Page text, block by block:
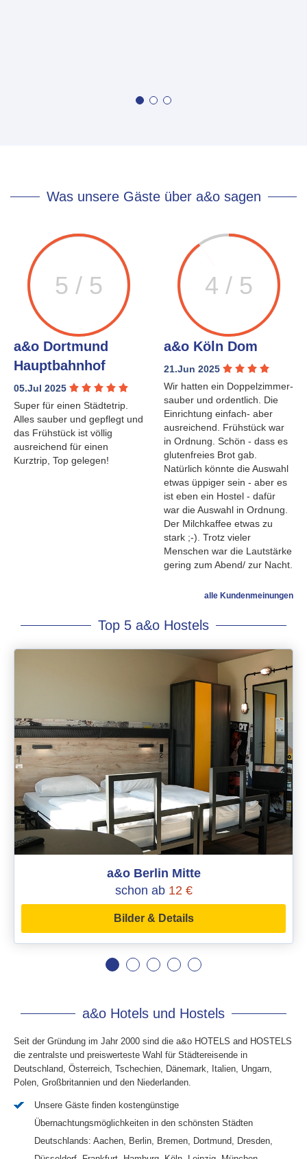
Was unsere Gäste über a&o sagen
5 / 5
a&o Dortmund
Hauptbahnhof
05.Jul 2025
Super für einen Städtetrip.
Alles sauber und gepflegt und
das Frühstück ist völlig
ausreichend für einen
Kurztrip, Top gelegen!
4 / 5
a&o Köln Dom
21.Jun 2025
Wir hatten ein Doppelzimmer-
sauber und ordentlich. Die
Einrichtung einfach- aber
ausreichend. Frühstück war
in Ordnung. Schön - dass es
glutenfreies Brot gab.
Natürlich könnte die Auswahl
etwas üppiger sein - aber es
ist eben ein Hostel - dafür
war die Auswahl in Ordnung.
Der Milchkaffee etwas zu
stark ;-). Trotz vieler
Menschen war die Lautstärke
gering zum Abend/ zur Nacht.
alle Kundenmeinungen
Top 5 a&o Hostels
a&o Berlin Mitte
schon ab 12 €
Bilder & Details
a&o Hotels und Hostels
Seit der Gründung im Jahr 2000 sind die a&o HOTELS and HOSTELS
die zentralste und preiswerteste Wahl für Städtereisende in
Deutschland, Österreich, Tschechien, Dänemark, Italien, Ungarn,
Polen, Großbritannien und den Niederlanden.
Unsere Gäste finden kostengünstige
Übernachtungsmöglichkeiten in den schönsten Städten
Deutschlands: Aachen, Berlin, Bremen, Dortmund, Dresden,